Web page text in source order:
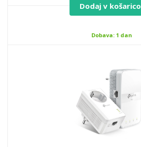
Dodaj v košarico
Dobava: 1 dan